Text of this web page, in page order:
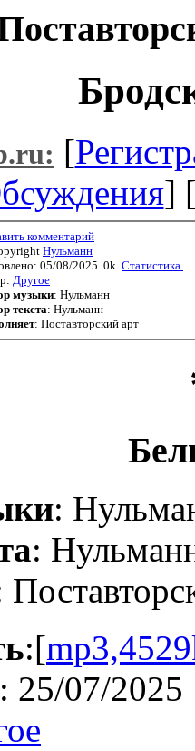
[
]
комментарий
Нульманн
05/08/2025. 0k. Статистика.
Другое
музыки: Нульманн
текста: Нульманн
: Поставторcкий арт
:
:
:[
: 25/07/2025